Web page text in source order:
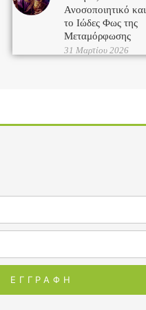
Ανοσοποιητικό και
το Ιώδες Φως της
Μεταμόρφωσης
31 Μαρτίου 2026
ΕΓΓΡΑΦΗ